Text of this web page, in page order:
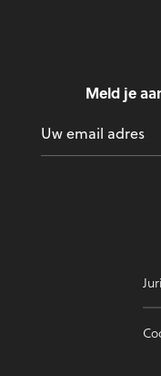
Meld je